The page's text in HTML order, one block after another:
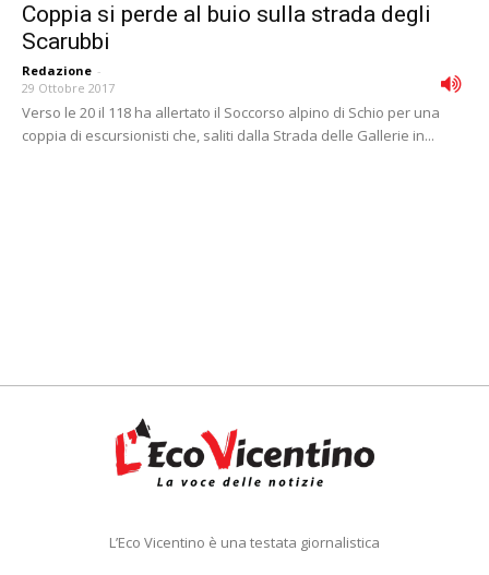
Coppia si perde al buio sulla strada degli
Scarubbi
Redazione -
29 Ottobre 2017
Verso le 20 il 118 ha allertato il Soccorso alpino di Schio per una
coppia di escursionisti che, saliti dalla Strada delle Gallerie in...
L’Eco Vicentino è una testata giornalistica